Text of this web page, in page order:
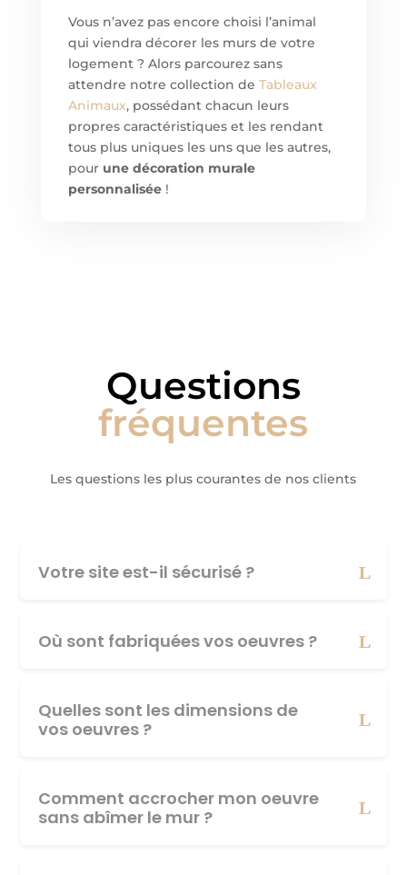
Vous n’avez pas encore choisi l’animal
qui viendra décorer les murs de votre
logement ? Alors parcourez sans
attendre notre collection de Tableaux
Animaux, possédant chacun leurs
propres caractéristiques et les rendant
tous plus uniques les uns que les autres,
pour une décoration murale
personnalisée!
Questions
fréquentes
Les questions les plus courantes de nos clients
Votre site est-il sécurisé ?
Où sont fabriquées vos oeuvres ?
Quelles sont les dimensions de
vos oeuvres ?
Comment accrocher mon oeuvre
sans abîmer le mur ?